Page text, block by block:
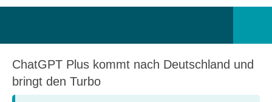
ChatGPT Plus kommt nach Deutschland und
bringt den Turbo